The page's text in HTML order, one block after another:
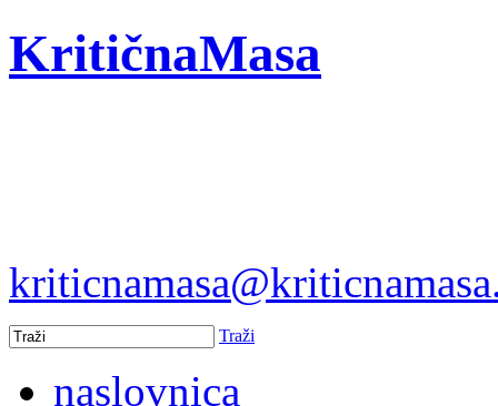
KritičnaMasa
Traži
naslovnica